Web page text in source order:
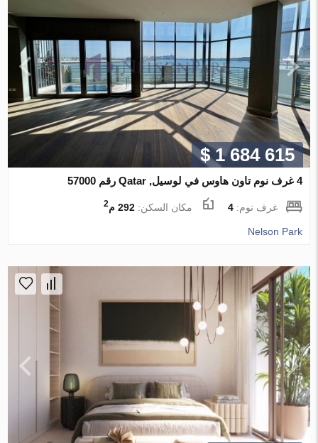
$ 1 684 615
4 غرف نوم تاون هاوس في لوسيل, Qatar رقم 57000
غرف نوم:4 مكان السكن:292 م 2
Nelson Park